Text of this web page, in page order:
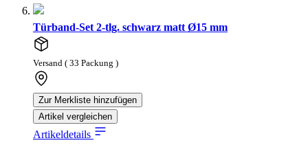
Türband-Set 2-tlg. schwarz matt Ø15 mm
Versand ( 33 Packung )
Zur Merkliste hinzufügen
Artikel vergleichen
Artikeldetails